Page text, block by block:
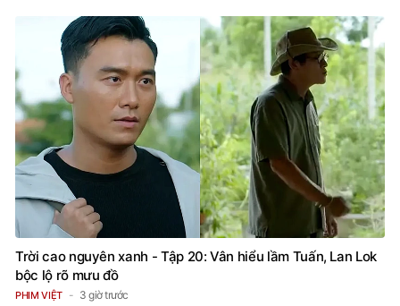
Trời cao nguyên xanh - Tập 20: Vân hiểu lầm Tuấn, Lan Lok
bộc lộ rõ mưu đồ
PHIM VIỆT 3 giờ trước